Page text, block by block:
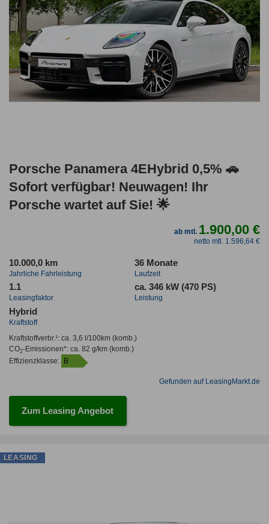
Porsche Panamera 4EHybrid 0,5% 🚗
Sofort verfügbar! Neuwagen! Ihr
Porsche wartet auf Sie! 🌟
ab mtl. 1.900,00 €
netto mtl. 1.596,64 €
10.000,0 km
Jahrliche Fahrleistung
36 Monate
Laufzeit
1.1
Leasingfaktor
ca. 346 kW (470 PS)
Leistung
Hybrid
Kraftstoff
Kraftstoffverbr.¹: ca. 3,6 l/100km(komb.)
CO2-Emissionen*: ca. 82 g/km(komb.)
Effizienzklasse:
B
Gefunden auf LeasingMarkt.de
Zum Leasing Angebot
LEASING